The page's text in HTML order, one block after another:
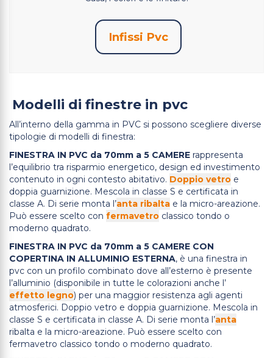
Infissi Pvc
Modelli di finestre in pvc
All’interno della gamma in PVC si possono scegliere diverse
tipologie di modelli di finestra:
FINESTRA IN PVC da 70mm a 5 CAMERE rappresenta
l’equilibrio tra risparmio energetico, design ed investimento
contenuto in ogni contesto abitativo. Doppio vetro e
doppia guarnizione. Mescola in classe S e certificata in
classe A. Di serie monta l’anta ribalta e la micro-areazione.
Può essere scelto con fermavetro classico tondo o
moderno quadrato.
FINESTRA IN PVC da 70mm a 5 CAMERE CON
COPERTINA IN ALLUMINIO ESTERNA, è una finestra in
pvc con un profilo combinato dove all’esterno è presente
l’alluminio (disponibile in tutte le colorazioni anche l’
effetto legno) per una maggior resistenza agli agenti
atmosferici. Doppio vetro e doppia guarnizione. Mescola in
classe S e certificata in classe A. Di serie monta l’anta
ribalta e la micro-areazione. Può essere scelto con
fermavetro classico tondo o moderno quadrato.